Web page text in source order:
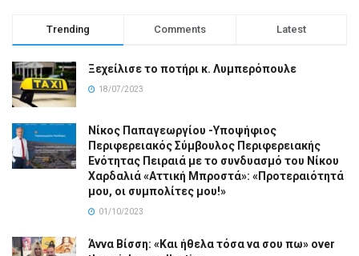
Trending Comments Latest
Ξεχείλισε το ποτήρι κ. Λυμπερόπουλε
18/07/2023
Νίκος Παπαγεωργίου -Υποψήφιος
Περιφερειακός Σύμβουλος Περιφερειακής
Ενότητας Πειραιά με το συνδυασμό του Νίκου
Χαρδαλιά «Αττική Μπροστά»: «Προτεραιότητά
μου, οι συμπολίτες μου!»
01/10/2023
Άννα Βίσση: «Και ήθελα τόσα να σου πω» over